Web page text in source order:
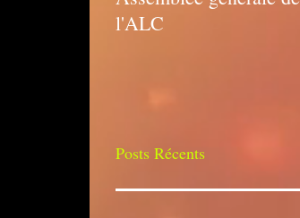
l'ALC
Posts Récents